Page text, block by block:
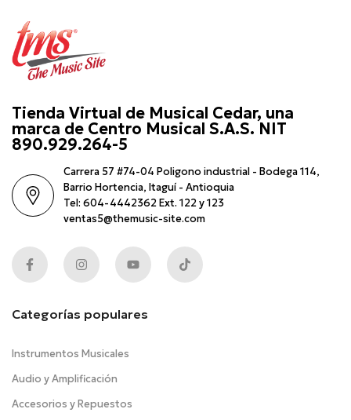
Tienda Virtual de Musical Cedar, una
marca de Centro Musical S.A.S. NIT
890.929.264-5
Carrera 57 #74-04 Poligono industrial - Bodega 114,
Barrio Hortencia, Itaguí - Antioquia
Tel: 604-4442362 Ext. 122 y 123
ventas5@themusic-site.com
Categorías populares
Instrumentos Musicales
Audio y Amplificación
Accesorios y Repuestos